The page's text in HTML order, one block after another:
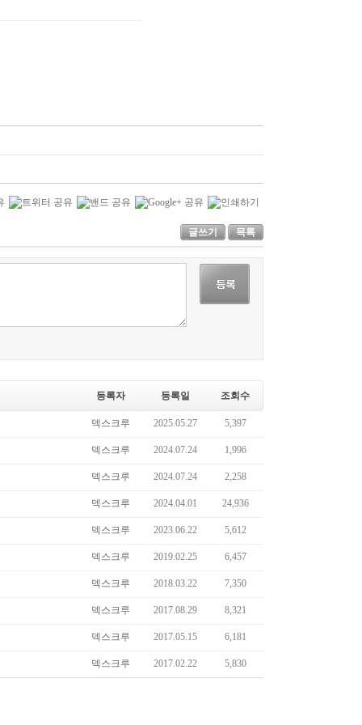
글쓰기 목록
등록자 등록일 조회수
덱스크루 2025.05.27 5,397
덱스크루 2024.07.24 1,996
덱스크루 2024.07.24 2,258
덱스크루 2024.04.01 24,936
덱스크루 2023.06.22 5,612
덱스크루 2019.02.25 6,457
덱스크루 2018.03.22 7,350
덱스크루 2017.08.29 8,321
덱스크루 2017.05.15 6,181
덱스크루 2017.02.22 5,830